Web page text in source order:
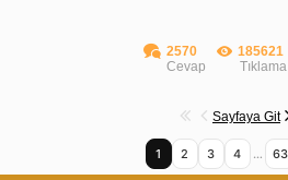
2570
Cevap
185621
Tıklama
Sayfaya Git
1 2 3 4 … 63